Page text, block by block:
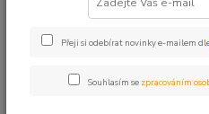
Nejnovější Nejlevnější
Přeji si odebírat novinky e-mailem
Souhlasím se zpracováním